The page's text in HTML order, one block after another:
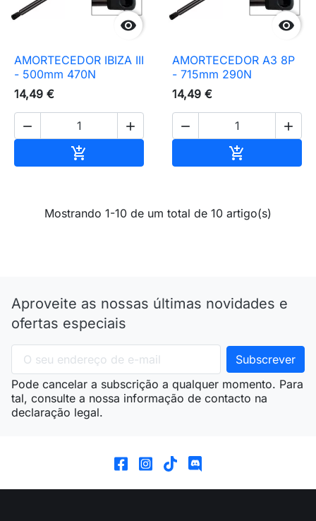

AMORTECEDOR IBIZA III
- 500mm 470N
14,49 €
 


AMORTECEDOR A3 8P
- 715mm 290N
14,49 €
 

Mostrando 1-10 de um total de 10 artigo(s)
Aproveite as nossas últimas novidades e
ofertas especiais
Pode cancelar a subscrição a qualquer momento. Para
tal, consulte a nossa informação de contacto na
declaração legal.